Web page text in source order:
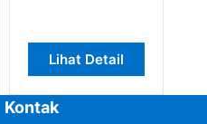
Lihat Detail
Kontak